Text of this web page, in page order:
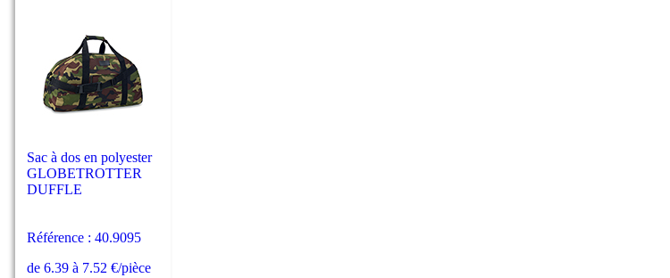
Sac à dos en polyester
GLOBETROTTER
DUFFLE
Référence : 40.9095
de 6.39 à 7.52 €/pièce